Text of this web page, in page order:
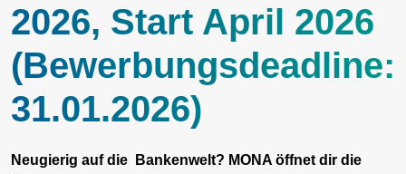
2026, Start April 2026
(Bewerbungsdeadline:
31.01.2026)
Neugierig auf die Bankenwelt? MONA öffnet dir die